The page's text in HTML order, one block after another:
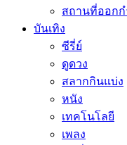
สถานที่ออกก
บันเทิง
ซีรี่ย์
ดูดวง
สลากกินแบ่ง
หนัง
เทคโนโลยี
เพลง